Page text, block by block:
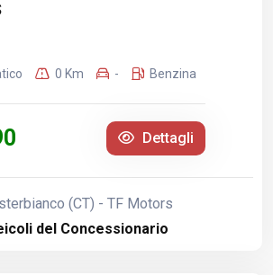
0 Km - Benzina
Dettagli
(CT) - TF Motors
del Concessionario